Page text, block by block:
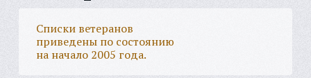
Списки ветеранов
приведены по состоянию
на начало 2005 года.